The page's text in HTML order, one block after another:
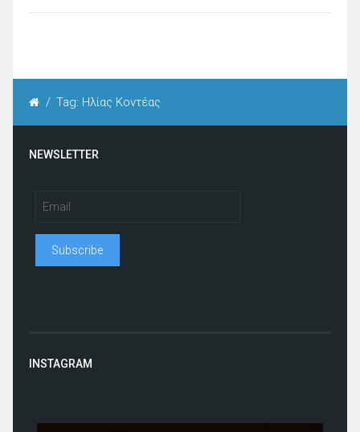
/ Tag: Ηλίας Κοντέας
NEWSLETTER
INSTAGRAM